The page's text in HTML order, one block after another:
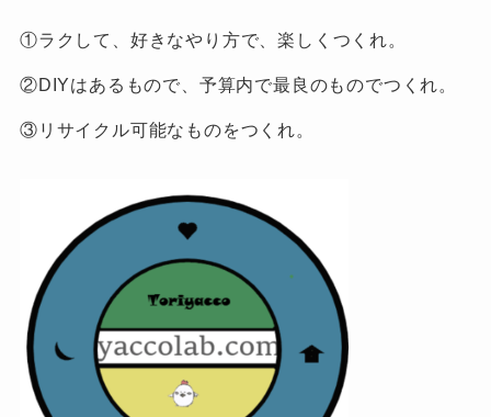
①ラクして、好きなやり方で、楽しくつくれ。
②DIYはあるもので、予算内で最良のものでつくれ。
③リサイクル可能なものをつくれ。